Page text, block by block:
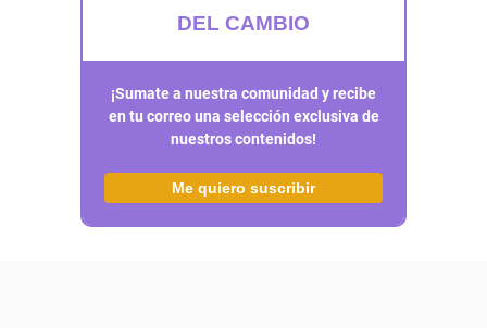
DEL CAMBIO
¡Sumate a nuestra comunidad y recibe
en tu correo una selección exclusiva de
nuestros contenidos!
Me quiero suscribir